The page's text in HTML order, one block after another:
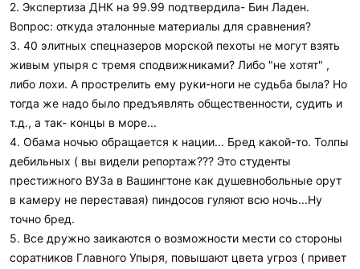
2. Экспертиза ДНК на 99.99 подтвердила- Бин Ладен.
Вопрос: откуда эталонные материалы для сравнения?
3. 40 элитных спецназеров морской пехоты не могут взять
живым упыря с тремя сподвижниками? Либо "не хотят" ,
либо лохи. А прострелить ему руки-ноги не судьба была? Но
тогда же надо было предъявлять общественности, судить и
т.д., а так- концы в море...
4. Обама ночью обращается к нации... Бред какой-то. Толпы
дебильных ( вы видели репортаж??? Это студенты
престижного ВУЗа в Вашингтоне как душевнобольные орут
в камеру не переставая) пиндосов гуляют всю ночь...Ну
точно бред.
5. Все дружно заикаются о возможности мести со стороны
соратников Главного Упыря, повышают цвета угроз ( привет